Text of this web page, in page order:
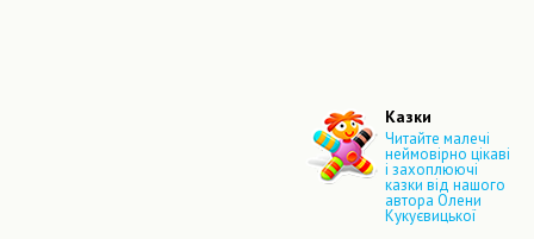
Казки
Читайте малечі
неймовірно цікаві
і захоплюючі
казки від нашого
автора Олени
Кукуєвицької